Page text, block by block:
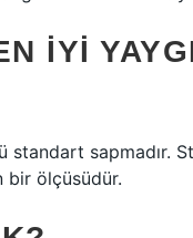
IYI
standart sapmadır.
bir ölçüsüdür.